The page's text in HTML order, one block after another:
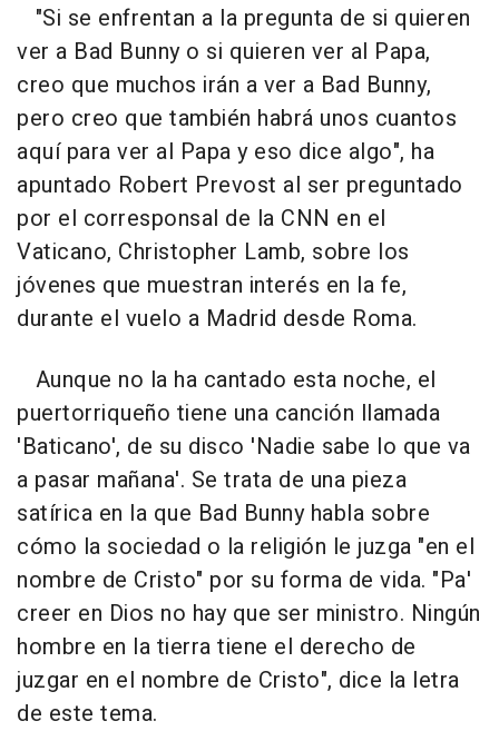
"Si se enfrentan a la pregunta de si quieren
ver a Bad Bunny o si quieren ver al Papa,
creo que muchos irán a ver a Bad Bunny,
pero creo que también habrá unos cuantos
aquí para ver al Papa y eso dice algo", ha
apuntado Robert Prevost al ser preguntado
por el corresponsal de la CNN en el
Vaticano, Christopher Lamb, sobre los
jóvenes que muestran interés en la fe,
durante el vuelo a Madrid desde Roma.
Aunque no la ha cantado esta noche, el
puertorriqueño tiene una canción llamada
'Baticano', de su disco 'Nadie sabe lo que va
a pasar mañana'. Se trata de una pieza
satírica en la que Bad Bunny habla sobre
cómo la sociedad o la religión le juzga "en el
nombre de Cristo" por su forma de vida. "Pa'
creer en Dios no hay que ser ministro. Ningún
hombre en la tierra tiene el derecho de
juzgar en el nombre de Cristo", dice la letra
de este tema.